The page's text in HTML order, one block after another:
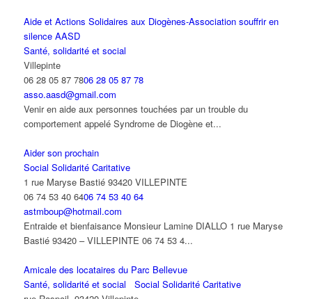
Aide et Actions Solidaires aux Diogènes-Association souffrir en
silence AASD
Santé, solidarité et social
Villepinte
06 28 05 87 7806 28 05 87 78
asso.aasd@gmail.com
Venir en aide aux personnes touchées par un trouble du
comportement appelé Syndrome de Diogène et...
Aider son prochain
Social Solidarité Caritative
1 rue Maryse Bastié 93420 VILLEPINTE
06 74 53 40 6406 74 53 40 64
astmboup@hotmail.com
Entraide et bienfaisance Monsieur Lamine DIALLO 1 rue Maryse
Bastié 93420 – VILLEPINTE 06 74 53 4...
Amicale des locataires du Parc Bellevue
Santé, solidarité et social
Social Solidarité Caritative